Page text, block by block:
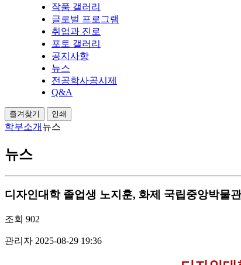
작품 갤러리
글로벌 프로그램
취업과 진로
포토 갤러리
공지사항
뉴스
전공학사공시제
Q&A
즐겨찾기 인쇄
학부소개 뉴스
뉴스
디자인대학 졸업생 노지훈, 화제 국립중앙박물
조회 902
관리자 2025-08-29 19:36